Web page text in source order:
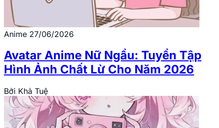
Anime 27/06/2026
Avatar Anime Nữ Ngầu: Tuyển Tập
Hình Ảnh Chất Lừ Cho Năm 2026
Bởi Khả Tuệ